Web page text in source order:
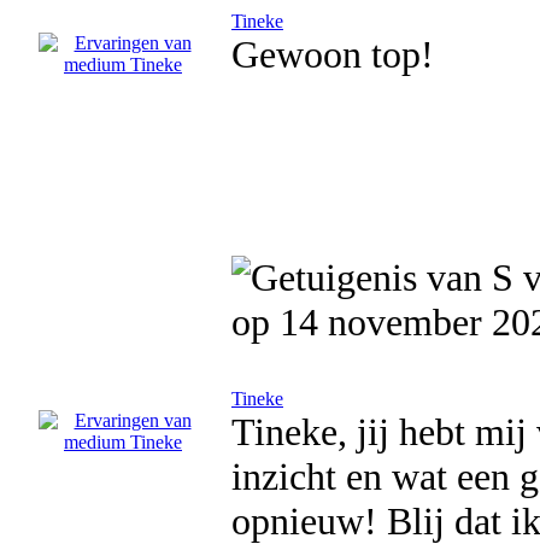
Tineke
Gewoon top!
op 14 november
Tineke
Tineke, jij hebt mij
inzicht en wat een
opnieuw! Blij dat